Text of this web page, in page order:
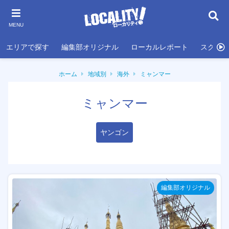
MENU
エリアで探す 編集部オリジナル ローカルレポート スクール
ホーム 地域別 海外 ミャンマー
ミャンマー
ヤンゴン
編集部オリジナル